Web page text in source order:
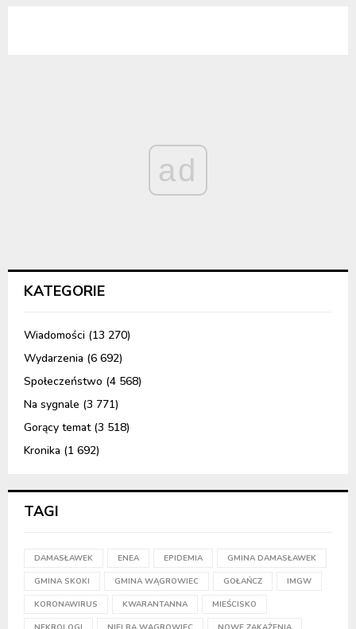
ad
KATEGORIE
Wiadomości (13 270)
Wydarzenia (6 692)
Społeczeństwo (4 568)
Na sygnale (3 771)
Gorący temat(3 518)
Kronika (1 692)
TAGI
DAMASŁAWEK ENEA EPIDEMIA GMINA DAMASŁAWEK
GMINA SKOKI GMINA WĄGROWIEC GOŁAŃCZ IMGW
KORONAWIRUS KWARANTANNA MIEŚCISKO